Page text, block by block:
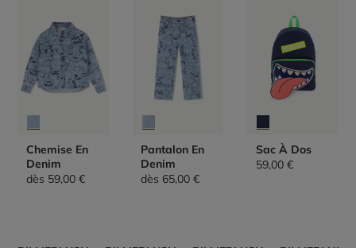
Chemise En
Denim
dès 59,00 €
Pantalon En
Denim
dès 65,00 €
Sac À Dos
59,00 €